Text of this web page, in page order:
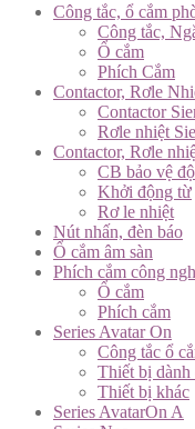
Công tắc, ổ cắm
Công tắc,
Ổ cắm
Phích Cắm
Contactor, Rơle
Contactor
Rơle nhiệt
Contactor, Rơle
CB bảo vệ
Khởi động từ
Rơ le nhiệt
Nút nhấn, đèn báo
Ổ cắm âm sàn
Phích cắm công
Ổ cắm
Phích cắm
Series Avatar On
Công tắc ổ
Thiết bị dành
Thiết bị khác
Series AvatarOn A